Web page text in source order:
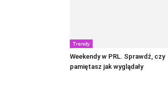
Trendy
Weekendy w PRL. Sprawdź, czy
pamiętasz jak wyglądały